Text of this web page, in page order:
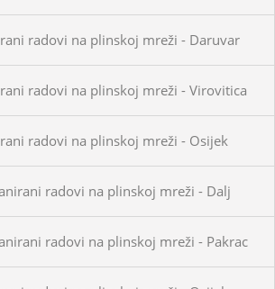
radovi na plinskoj mreži - Daruvar
radovi na plinskoj mreži - Virovitica
radovi na plinskoj mreži - Osijek
radovi na plinskoj mreži - Dalj
radovi na plinskoj mreži - Pakrac